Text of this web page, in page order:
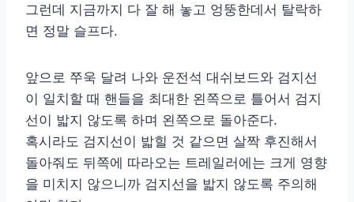
그런데 지금까지 다 잘 해 놓고 엉뚱한데서 탈락하
면 정말 슬프다.
앞으로 쭈욱 달려 나와 운전석 대쉬보드와 검지선
이 일치할 때 핸들을 최대한 왼쪽으로 틀어서 검지
선이 밟지 않도록 하며 왼쪽으로 돌아준다.
혹시라도 검지선이 밟힐 것 같으면 살짝 후진해서
돌아줘도 뒤쪽에 따라오는 트레일러에는 크게 영향
을 미치지 않으니까 검지선을 밟지 않도록 주의해